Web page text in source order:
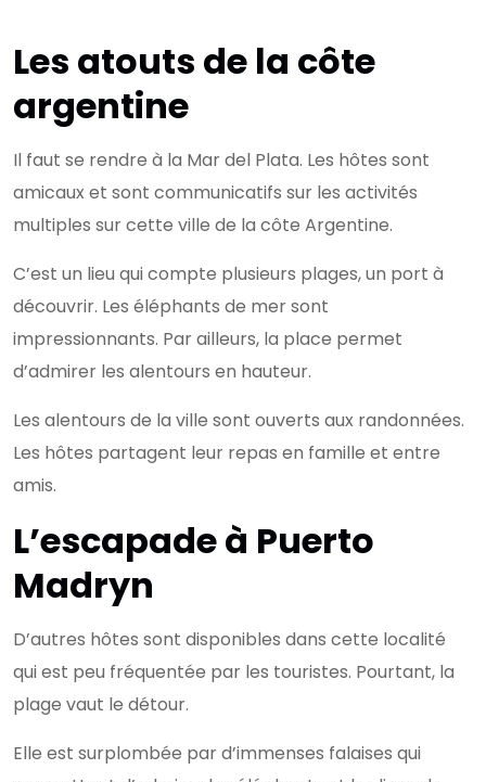
Les atouts de la côte
argentine
Il faut se rendre à la Mar del Plata. Les hôtes sont
amicaux et sont communicatifs sur les activités
multiples sur cette ville de la côte Argentine.
C’est un lieu qui compte plusieurs plages, un port à
découvrir. Les éléphants de mer sont
impressionnants. Par ailleurs, la place permet
d’admirer les alentours en hauteur.
Les alentours de la ville sont ouverts aux randonnées.
Les hôtes partagent leur repas en famille et entre
amis.
L’escapade à Puerto
Madryn
D’autres hôtes sont disponibles dans cette localité
qui est peu fréquentée par les touristes. Pourtant, la
plage vaut le détour.
Elle est surplombée par d’immenses falaises qui